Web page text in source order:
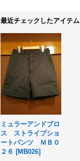
最近チェックしたアイテム
ミュラーアンドブロ
ス ストライプショ
ートパンツ ＭＢ０
２６ [MB026]